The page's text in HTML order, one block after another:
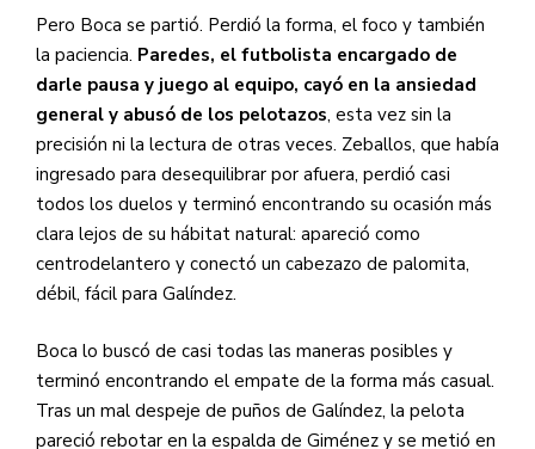
Pero Boca se partió. Perdió la forma, el foco y también
la paciencia. Paredes, el futbolista encargado de
darle pausa y juego al equipo, cayó en la ansiedad
general y abusó de los pelotazos, esta vez sin la
precisión ni la lectura de otras veces. Zeballos, que había
ingresado para desequilibrar por afuera, perdió casi
todos los duelos y terminó encontrando su ocasión más
clara lejos de su hábitat natural: apareció como
centrodelantero y conectó un cabezazo de palomita,
débil, fácil para Galíndez.
Boca lo buscó de casi todas las maneras posibles y
terminó encontrando el empate de la forma más casual.
Tras un mal despeje de puños de Galíndez, la pelota
pareció rebotar en la espalda de Giménez y se metió en